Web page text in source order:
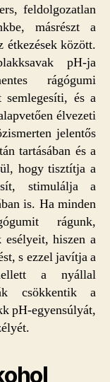
feldolgozatlan
másrészt a
étkezések között.
pH-ja
rágógumi
semlegesíti, és a
élvezeti
jelentős
tartásában és a
hogy tisztítja a
stimulálja a
is. Ha minden
rágunk,
esélyeit, hiszen a
s ezzel javítja a
a nyállal
csökkentik a
pH-egyensúlyát,